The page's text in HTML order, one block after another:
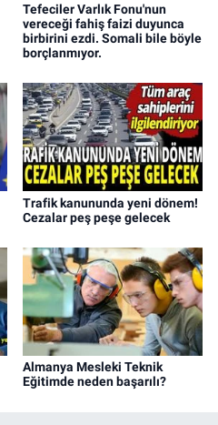
Tefeciler Varlık Fonu'nun
vereceği fahiş faizi duyunca
birbirini ezdi. Somali bile böyle
borçlanmıyor.
Trafik kanununda yeni dönem!
Cezalar peş peşe gelecek
Almanya Mesleki Teknik
Eğitimde neden başarılı?